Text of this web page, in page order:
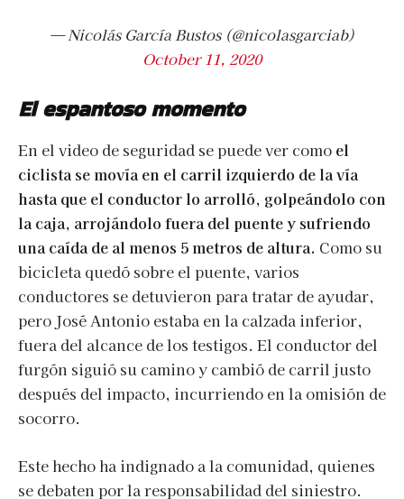
— Nicolás García Bustos (@nicolasgarciab)
October 11, 2020
El espantoso momento
En el video de seguridad se puede ver como el
ciclista se movía en el carril izquierdo de la vía
hasta que el conductor lo arrolló, golpeándolo con
la caja, arrojándolo fuera del puente y sufriendo
una caída de al menos 5 metros de altura. Como su
bicicleta quedó sobre el puente, varios
conductores se detuvieron para tratar de ayudar,
pero José Antonio estaba en la calzada inferior,
fuera del alcance de los testigos. El conductor del
furgón siguió su camino y cambió de carril justo
después del impacto, incurriendo en la omisión de
socorro.
Este hecho ha indignado a la comunidad, quienes
se debaten por la responsabilidad del siniestro.